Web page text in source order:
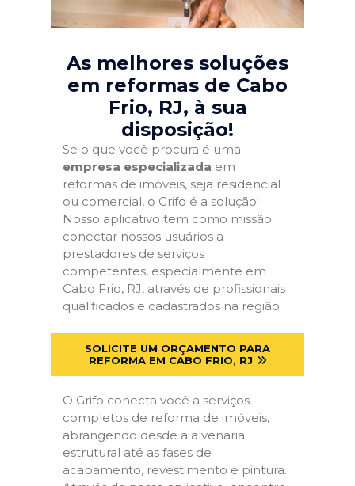
As melhores soluções
em reformas de Cabo
Frio, RJ, à sua
disposição!
Se o que você procura é uma
empresa especializada em
reformas de imóveis, seja residencial
ou comercial, o Grifo é a solução!
Nosso aplicativo tem como missão
conectar nossos usuários a
prestadores de serviços
competentes, especialmente em
Cabo Frio, RJ, através de profissionais
qualificados e cadastrados na região.
SOLICITE UM ORÇAMENTO PARA
REFORMA EM CABO FRIO, RJ
O Grifo conecta você a serviços
completos de reforma de imóveis,
abrangendo desde a alvenaria
estrutural até as fases de
acabamento, revestimento e pintura.